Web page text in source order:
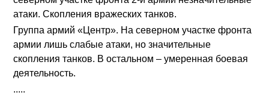
атаки. Скопления вражеских танков.
Группа армий «Центр». На северном участке фронта
армии лишь слабые атаки, но значительные
скопления танков. В остальном – умеренная боевая
деятельность.
.....